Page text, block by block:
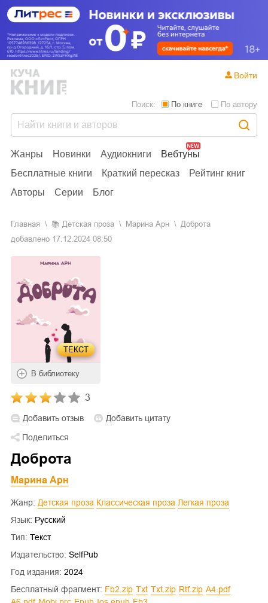
Жанры Новинки Аудиокниги
Вебтуны
Бесплатные книги
Краткий пересказ
Рейтинг книг
Авторы
Серии Блог
Поиск: По книге По автору
Войти
Главная 📚 детская проза Марина Арн
Доброта
добавлено 17.12.2024 08:50
ТЕКСТ
В библиотеку
3
Добавить отзыв
Добавить цитату
Поделиться
Доброта
Марина Арн
Жанр: Детская проза Классическая проза
Легкая проза
Язык: Русский
Тип: Текст
Издательство: SelfPub
Год издания: 2024
Бесплатный фрагмент:
fb2.zip txt txt.zip rtf.zip
a4.pdf